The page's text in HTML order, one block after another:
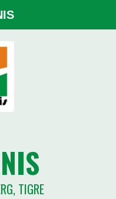
TIGRE